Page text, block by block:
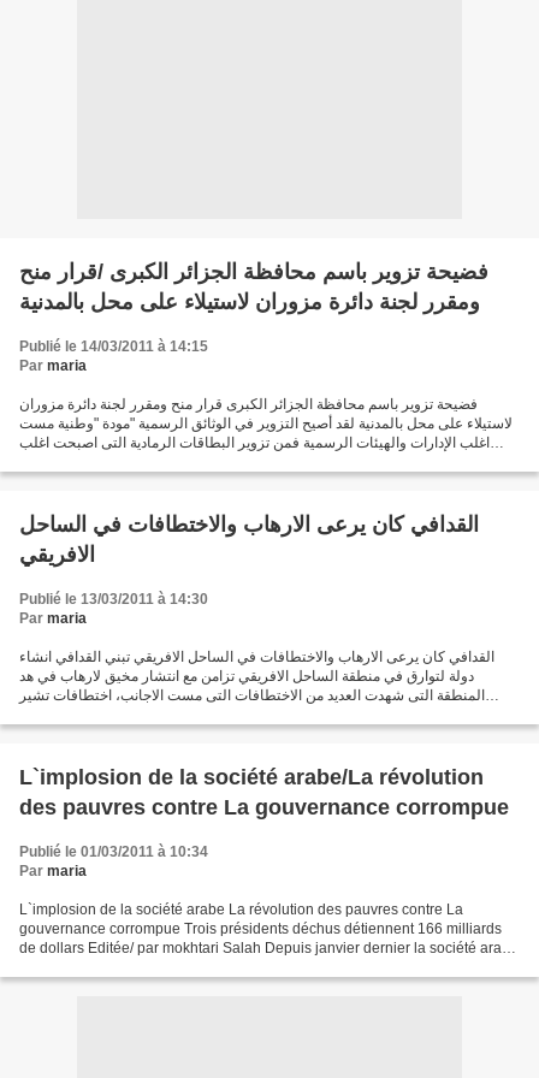
فضيحة تزوير باسم محافظة الجزائر الكبرى /قرار منح
ومقرر لجنة دائرة مزوران لاستيلاء على محل بالمدنية
Publié le 14/03/2011 à 14:15
Par maria
فضيحة تزوير باسم محافظة الجزائر الكبرى قرار منح ومقرر لجنة دائرة مزوران
لاستيلاء على محل بالمدنية لقد أصيح التزوير في الوثائق الرسمية "مودة "وطنية مست
اغلب الإدارات والهيئات الرسمية فمن تزوير البطاقات الرمادية التى اصبحت اغلب
القدافي كان يرعى الارهاب والاختطافات في الساحل
الافريقي
Publié le 13/03/2011 à 14:30
Par maria
القدافي كان يرعى الارهاب والاختطافات في الساحل الافريقي تبني القدافي انشاء
دولة لتوارق في منطقة الساحل الافريقي تزامن مع انتشار مخيق لارهاب في هد
المنطقة التى شهدت العديد من الاختطافات التى مست الاجانب، اختطافات تشير
L`implosion de la société arabe/La révolution
des pauvres contre La gouvernance corrompue
Publié le 01/03/2011 à 10:34
Par maria
L`implosion de la société arabe La révolution des pauvres contre La
gouvernance corrompue Trois présidents déchus détiennent 166 milliards
de dollars Editée/ par mokhtari Salah Depuis janvier dernier la société arabe